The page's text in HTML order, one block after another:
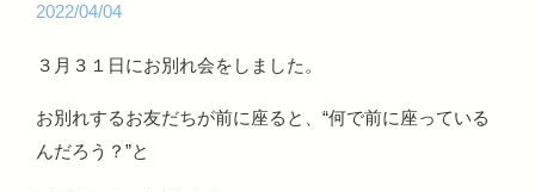
2022/04/04
３月３１日にお別れ会をしました。
お別れするお友だちが前に座ると、“何で前に座っている
んだろう？”と